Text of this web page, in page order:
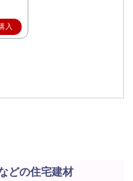
入
どの住宅建材